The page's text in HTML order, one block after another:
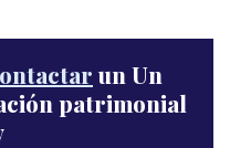
un Un
patrimonial